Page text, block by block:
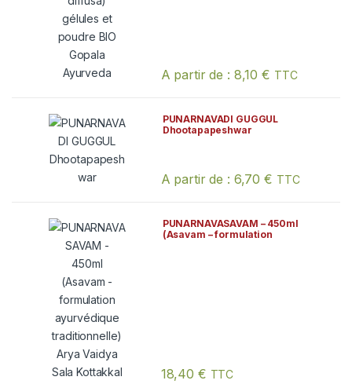
A partir de : 8,10€ TTC
Ce produit a plusieurs variations.
PUNARNAVADI GUGGUL
Dhootapapeshwar
A partir de : 6,70€ TTC
Ce produit a plusieurs variations.
PUNARNAVASAVAM – 450ml
(Asavam – formulation
18,40 € TTC